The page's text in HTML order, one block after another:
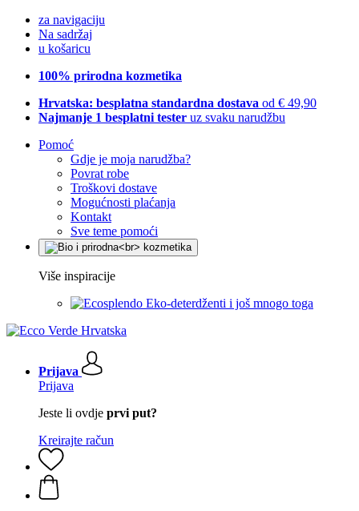
za navigaciju
Na sadržaj
u košaricu
100% prirodna kozmetika
Hrvatska: besplatna standardna dostava od € 49,90
Najmanje 1 besplatni tester uz svaku narudžbu
Pomoć
Gdje je moja narudžba?
Povrat robe
Troškovi dostave
Mogućnosti plaćanja
Kontakt
Sve teme pomoći
Više inspiracije
Eko-deterdženti i još mnogo toga
Prijava
Prijava
Jeste li ovdje prvi put?
Kreirajte račun